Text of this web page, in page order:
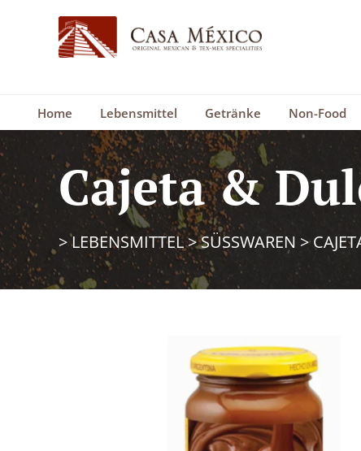
Home Lebensmittel Getränke Non-Food
Cajeta &
>LEBENSMITTEL>SÜSSWAREN >